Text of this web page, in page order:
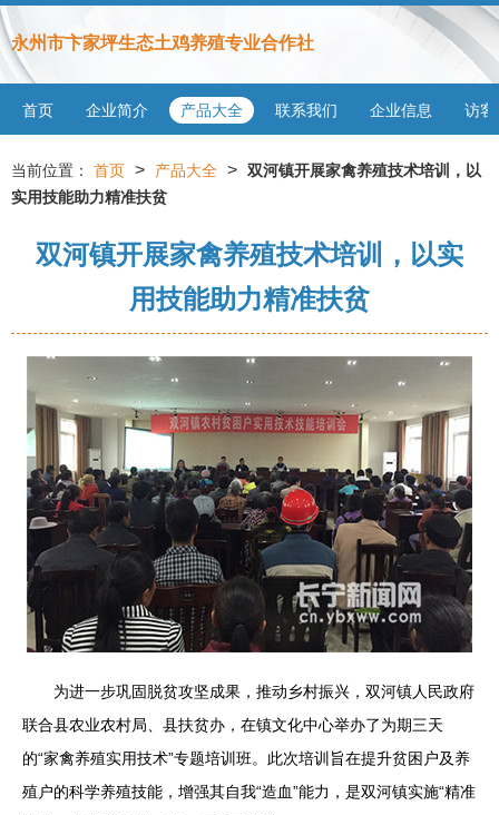
永州市卞家坪生态土鸡养殖专业合作社
首页 企业简介 产品大全 联系我们 企业信息 访客
当前位置： 首页 > 产品大全 > 双河镇开展家禽养殖技术培训，以
实用技能助力精准扶贫
双河镇开展家禽养殖技术培训，以实
用技能助力精准扶贫
为进一步巩固脱贫攻坚成果，推动乡村振兴，双河镇人民政府
联合县农业农村局、县扶贫办，在镇文化中心举办了为期三天
的“家禽养殖实用技术”专题培训班。此次培训旨在提升贫困户及养
殖户的科学养殖技能，增强其自我“造血”能力，是双河镇实施“精准